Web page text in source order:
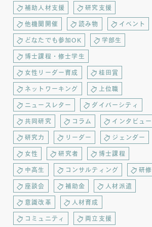
補助人材支援 研究支援
他機関開催 読み物 イベント
どなたでも参加OK 学部生
博士課程・修士学生
女性リーダー育成 桂田賞
ネットワーキング 上位職
ニュースレター ダイバーシティ
共同研究 コラム インタビュー
研究力 リーダー ジェンダー
女性 研究者 博士課程
中高生 コンサルティング 研修
座談会 補助金 人材派遣
意識改革 人材育成
コミュニティ 両立支援